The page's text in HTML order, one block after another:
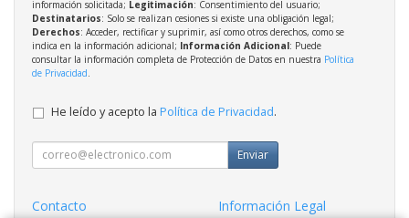
información solicitada; Legitimación: Consentimiento del usuario;
Destinatarios: Solo se realizan cesiones si existe una obligación legal;
Derechos: Acceder, rectificar y suprimir, así como otros derechos, como se
indica en la información adicional; Información Adicional: Puede
consultar la información completa de Protección de Datos en nuestra Política
de Privacidad.
He leído y acepto la Política de Privacidad.
Enviar
Contacto
Información Legal